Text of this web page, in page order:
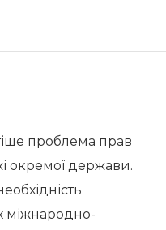
проблема прав
окремої держави.
міжнародно-